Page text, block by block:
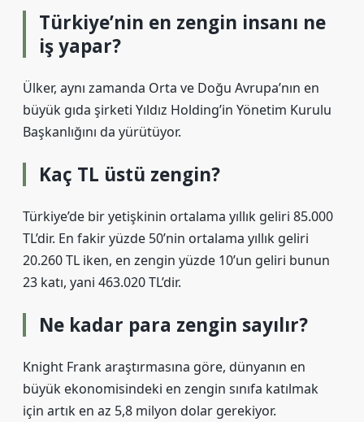
Türkiye’nin en zengin insanı ne
iş yapar?
Ülker, aynı zamanda Orta ve Doğu Avrupa’nın en
büyük gıda şirketi Yıldız Holding’in Yönetim Kurulu
Başkanlığını da yürütüyor.
Kaç TL üstü zengin?
Türkiye’de bir yetişkinin ortalama yıllık geliri 85.000
TL’dir. En fakir yüzde 50’nin ortalama yıllık geliri
20.260 TL iken, en zengin yüzde 10’un geliri bunun
23 katı, yani 463.020 TL’dir.
Ne kadar para zengin sayılır?
Knight Frank araştırmasına göre, dünyanın en
büyük ekonomisindeki en zengin sınıfa katılmak
için artık en az 5,8 milyon dolar gerekiyor.